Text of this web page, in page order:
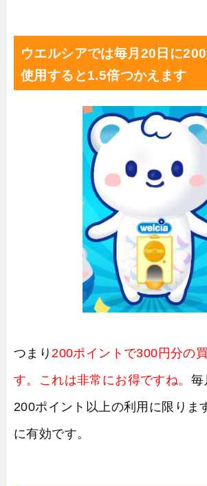
ウエルシアでは毎月20日に
使用すると1.5倍つかえます
つまり200ポイントで300円分の
す。これは非常にお得ですね。 毎
200ポイント以上の利用に限りま
に有効です。